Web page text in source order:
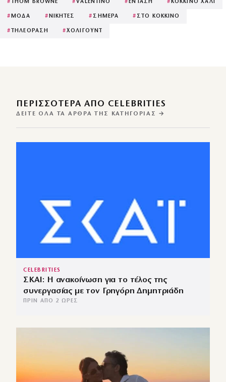
# THOM BROWNE #VALENTINO # ΕΝΤΑΣΗ # ΚΟΚΚΙΝΟ ΧΑΛΙ
# ΜΟΔΑ # ΝΙΚΗΤΕΣ # ΣΗΜΕΡΑ # ΣΤΟ ΚΟΚΚΙΝΟ
# ΤΗΛΕΟΡΑΣΗ #ΧΟΛΙΓΟΥΝΤ
ΠΕΡΙΣΣΌΤΕΡΑ ΑΠΌ CELEBRITIES
ΔΕΊΤΕ ΌΛΑ ΤΑ ΆΡΘΡΑ ΤΗΣ ΚΑΤΗΓΟΡΊΑΣ →
CELEBRITIES
ΣΚΑΙ: Η ανακοίνωση για το τέλος της
συνεργασίας με τον Γρηγόρη Δημητριάδη
ΠΡΙΝ ΑΠΌ 2 ΏΡΕΣ